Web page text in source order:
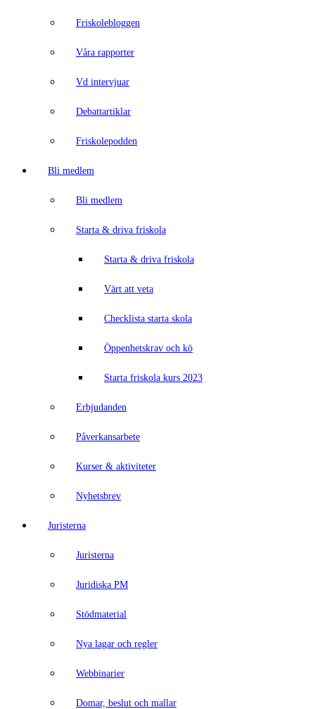
Friskolebloggen
Våra rapporter
Vd intervjuar
Debattartiklar
Friskolepodden
Bli medlem
Bli medlem
Starta & driva friskola
Starta & driva friskola
Värt att veta
Checklista starta skola
Öppenhetskrav och kö
Starta friskola kurs 2023
Erbjudanden
Påverkansarbete
Kurser & aktiviteter
Nyhetsbrev
Juristerna
Juristerna
Juridiska PM
Stödmaterial
Nya lagar och regler
Webbinarier
Domar, beslut och mallar